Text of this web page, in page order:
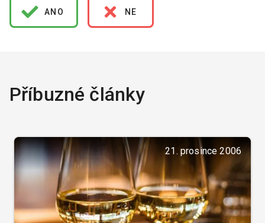
ANO NE
Příbuzné články
21. prosince 2006